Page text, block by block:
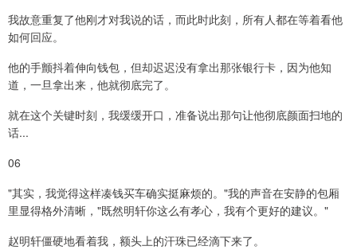
我故意重复了他刚才对我说的话，而此时此刻，所有人都在等着看他
如何回应。
他的手颤抖着伸向钱包，但却迟迟没有拿出那张银行卡，因为他知
道，一旦拿出来，他就彻底完了。
就在这个关键时刻，我缓缓开口，准备说出那句让他彻底颜面扫地的
话...
06
"其实，我觉得这样凑钱买车确实挺麻烦的。"我的声音在安静的包厢
里显得格外清晰，"既然明轩你这么有孝心，我有个更好的建议。"
赵明轩僵硬地看着我，额头上的汗珠已经滴下来了。